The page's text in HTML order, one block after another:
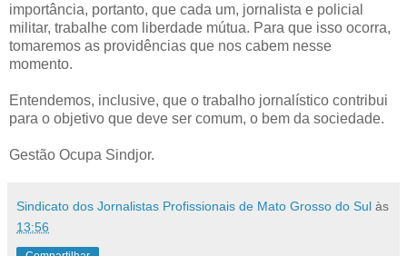
importância, portanto, que cada um, jornalista e policial
militar, trabalhe com liberdade mútua. Para que isso ocorra,
tomaremos as providências que nos cabem nesse
momento.
Entendemos, inclusive, que o trabalho jornalístico contribui
para o objetivo que deve ser comum, o bem da sociedade.
Gestão Ocupa Sindjor.
Sindicato dos Jornalistas Profissionais de Mato Grosso do Sul às
13:56